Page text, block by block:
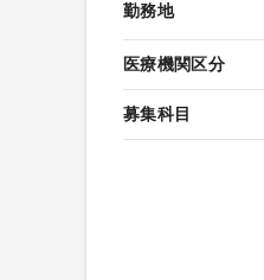
勤務地
医療機関区分
募集科目